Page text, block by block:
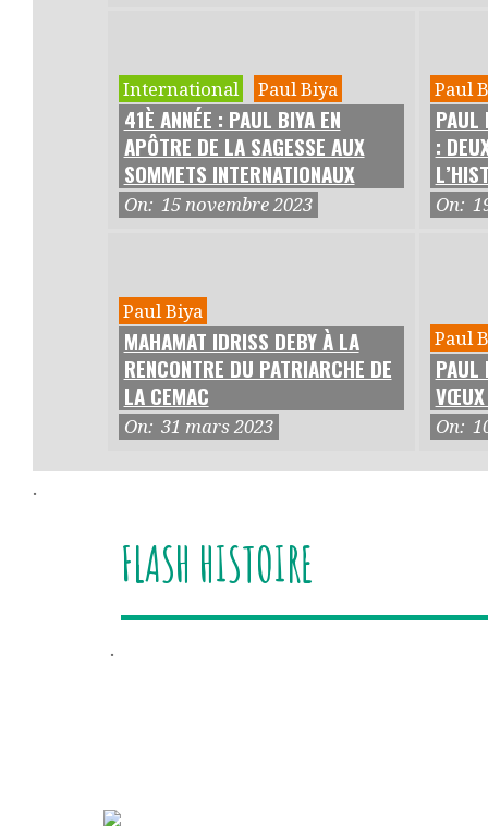
International Paul Biya
41È ANNÉE : PAUL BIYA EN
APÔTRE DE LA SAGESSE AUX
SOMMETS INTERNATIONAUX
On: 15 novembre 2023
Paul
PAUL
:
On:
Paul Biya
MAHAMAT IDRISS DEBY À LA
RENCONTRE DU PATRIARCHE DE
LA CEMAC
On: 31 mars 2023
Paul
PAUL
On:
.
FLASH HISTOIRE
.